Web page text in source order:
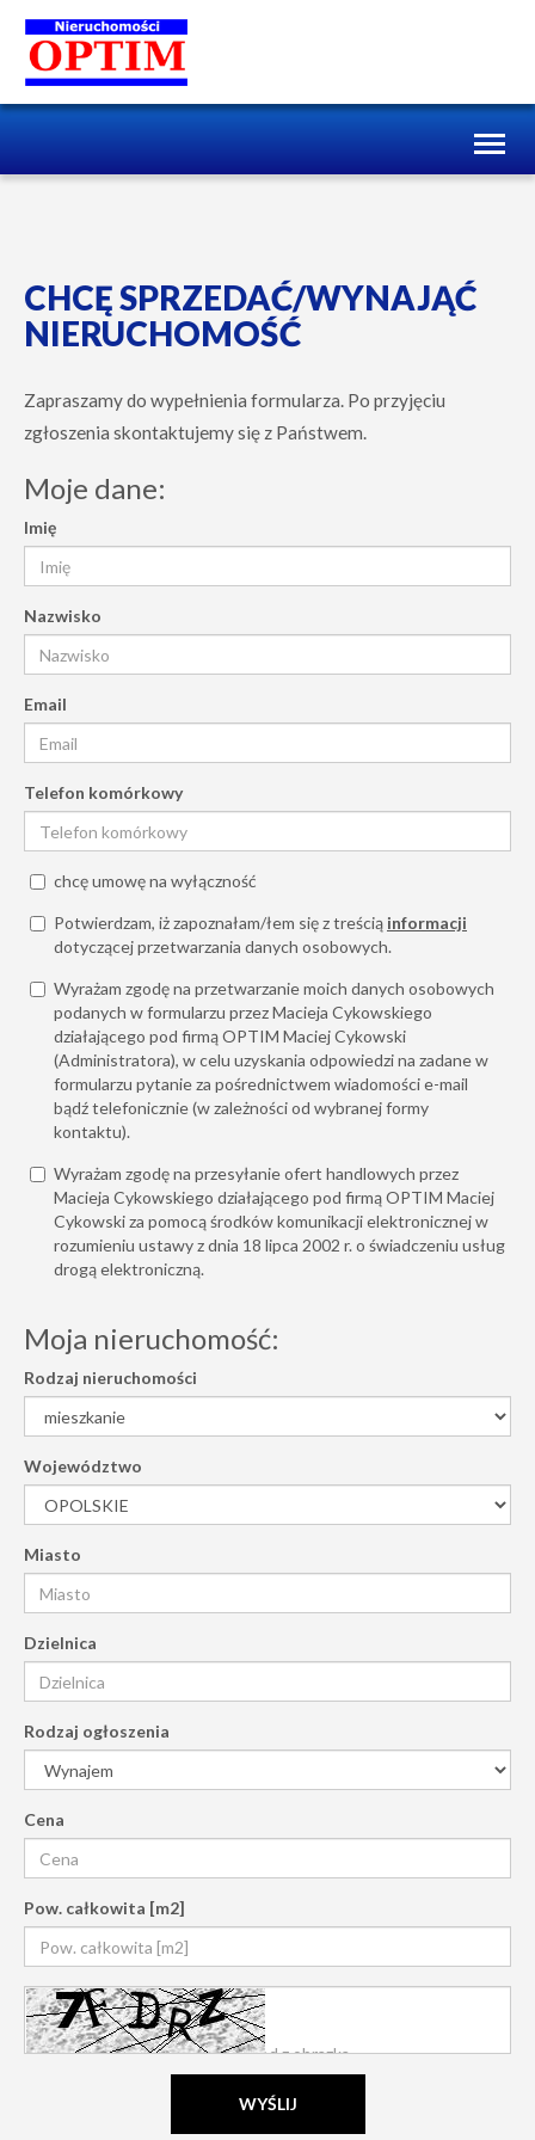
CHCĘ SPRZEDAĆ/WYNAJĄĆ
NIERUCHOMOŚĆ
Zapraszamy do wypełnienia formularza. Po przyjęciu
zgłoszenia skontaktujemy się z Państwem.
Moje dane:
Imię
Nazwisko
Email
Telefon komórkowy
chcę umowę na wyłączność
Potwierdzam, iż zapoznałam/łem się z treścią informacji
dotyczącej przetwarzania danych osobowych.
Wyrażam zgodę na przetwarzanie moich danych osobowych
podanych w formularzu przez Macieja Cykowskiego
działającego pod firmą OPTIM Maciej Cykowski
(Administratora), w celu uzyskania odpowiedzi na zadane w
formularzu pytanie za pośrednictwem wiadomości e-mail
bądź telefonicznie (w zależności od wybranej formy
kontaktu).
Wyrażam zgodę na przesyłanie ofert handlowych przez
Macieja Cykowskiego działającego pod firmą OPTIM Maciej
Cykowski za pomocą środków komunikacji elektronicznej w
rozumieniu ustawy z dnia 18 lipca 2002 r. o świadczeniu usług
drogą elektroniczną.
Moja nieruchomość:
Rodzaj nieruchomości
Województwo
Miasto
Dzielnica
Rodzaj ogłoszenia
Cena
Pow. całkowita [m2]